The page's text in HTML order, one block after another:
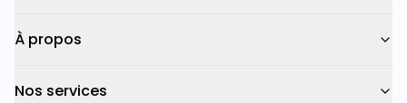
À propos
Nos services